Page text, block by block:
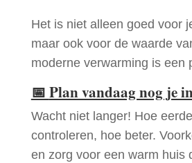
Het is niet alleen goed voor
maar ook voor de waarde
moderne verwarming is een
📅 Plan vandaag nog je
Wacht niet langer! Hoe
controleren, hoe beter.
en zorg voor een warm huis